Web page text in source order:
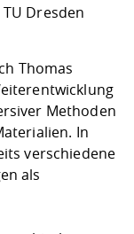
Digitales Lernen
Fremdsprachen
Angebote der
Arbeit
Internationale
Förderverein
Dresden
Thomas
Methoden
In
verschiedene
als